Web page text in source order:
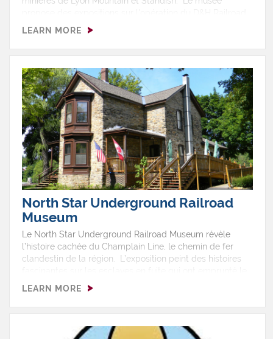
de Chateaugay et comprend des activités ayant rapport
plastiques pour les enfants.
LEARN MORE
North Star Underground Railroad
Museum
Le North Star Underground Railroad Museum révèle
l’histoire cachée du Champlain Line, le chemin de fer
clandestin de la région. L’exposition peint des histoires
chemin de fer pour gagner leur liberté au Québec et en
LEARN MORE